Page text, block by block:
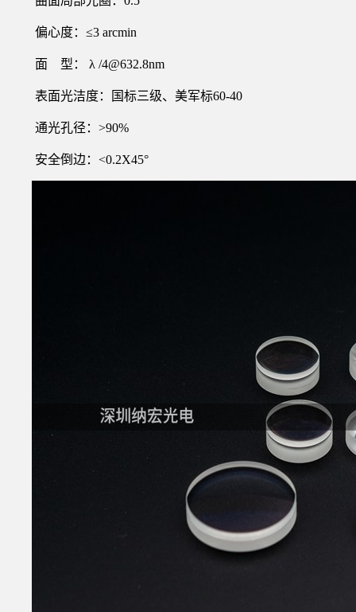
偏心度：≤3 arcmin
面 型： λ /4@632.8nm
表面光洁度：国标三级、美军标60-40
通光孔径：>90%
安全倒边：<0.2X45°